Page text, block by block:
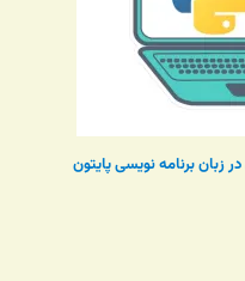
برنامه نویسی پایتون